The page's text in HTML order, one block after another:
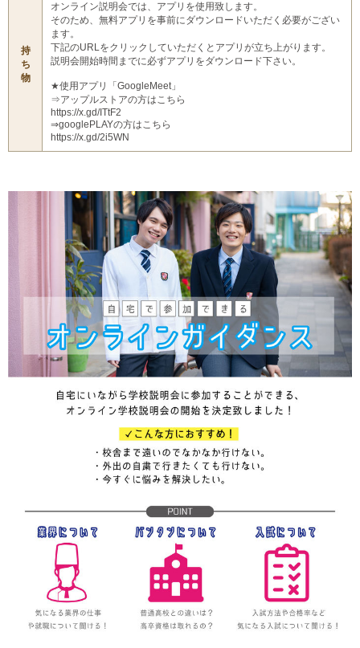
持
ち
物
オンライン説明会では、アプリを使用致します。
そのため、無料アプリを事前にダウンロードいただく必要がござい
ます。
下記のURLをクリックしていただくとアプリが立ち上がります。
説明会開始時間までに必ずアプリをダウンロード下さい。
★使用アプリ「GoogleMeet」
⇒アップルストアの方はこちら
https://x.gd/ITtF2
⇒googlePLAYの方はこちら
https://x.gd/2i5WN